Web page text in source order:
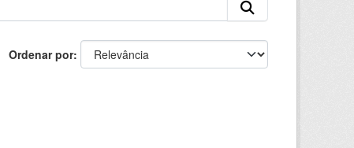
Ordenar por